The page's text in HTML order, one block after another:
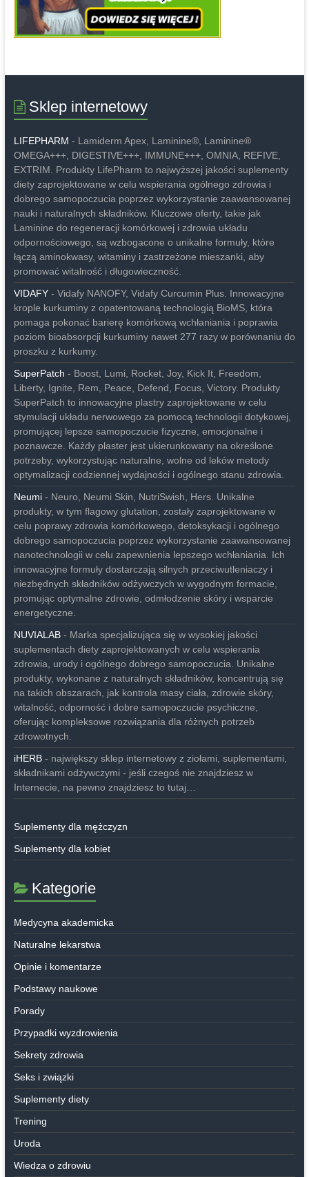
Sklep internetowy
LIFEPHARM - Lamiderm Apex, Laminine®, Laminine®
OMEGA+++, DIGESTIVE+++, IMMUNE+++, OMNIA, REFIVE,
EXTRIM. Produkty LifePharm to najwyższej jakości suplementy
diety zaprojektowane w celu wspierania ogólnego zdrowia i
dobrego samopoczucia poprzez wykorzystanie zaawansowanej
nauki i naturalnych składników. Kluczowe oferty, takie jak
Laminine do regeneracji komórkowej i zdrowia układu
odpornościowego, są wzbogacone o unikalne formuły, które
łączą aminokwasy, witaminy i zastrzeżone mieszanki, aby
promować witalność i długowieczność.
VIDAFY- Vidafy NANOFY, Vidafy Curcumin Plus. Innowacyjne
krople kurkuminy z opatentowaną technologią BioMS, która
pomaga pokonać barierę komórkową wchłaniania i poprawia
poziom bioabsorpcji kurkuminy nawet 277 razy w porównaniu do
proszku z kurkumy.
SuperPatch - Boost, Lumi, Rocket, Joy, Kick It, Freedom,
Liberty, Ignite, Rem, Peace, Defend, Focus, Victory. Produkty
SuperPatch to innowacyjne plastry zaprojektowane w celu
stymulacji układu nerwowego za pomocą technologii dotykowej,
promującej lepsze samopoczucie fizyczne, emocjonalne i
poznawcze. Każdy plaster jest ukierunkowany na określone
potrzeby, wykorzystując naturalne, wolne od leków metody
optymalizacji codziennej wydajności i ogólnego stanu zdrowia.
Neumi- Neuro, Neumi Skin, NutriSwish, Hers. Unikalne
produkty, w tym flagowy glutation, zostały zaprojektowane w
celu poprawy zdrowia komórkowego, detoksykacji i ogólnego
dobrego samopoczucia poprzez wykorzystanie zaawansowanej
nanotechnologii w celu zapewnienia lepszego wchłaniania. Ich
innowacyjne formuły dostarczają silnych przeciwutleniaczy i
niezbędnych składników odżywczych w wygodnym formacie,
promując optymalne zdrowie, odmłodzenie skóry i wsparcie
energetyczne.
NUVIALAB- Marka specjalizująca się w wysokiej jakości
suplementach diety zaprojektowanych w celu wspierania
zdrowia, urody i ogólnego dobrego samopoczucia. Unikalne
produkty, wykonane z naturalnych składników, koncentrują się
na takich obszarach, jak kontrola masy ciała, zdrowie skóry,
witalność, odporność i dobre samopoczucie psychiczne,
oferując kompleksowe rozwiązania dla różnych potrzeb
zdrowotnych.
iHERB- największy sklep internetowy z ziołami, suplementami,
składnikami odżywczymi - jeśli czegoś nie znajdziesz w
Internecie, na pewno znajdziesz to tutaj…
Suplementy dla mężczyzn
Suplementy dla kobiet
Kategorie
Medycyna akademicka
Naturalne lekarstwa
Opinie i komentarze
Podstawy naukowe
Porady
Przypadki wyzdrowienia
Sekrety zdrowia
Seks i związki
Suplementy diety
Trening
Uroda
Wiedza o zdrowiu